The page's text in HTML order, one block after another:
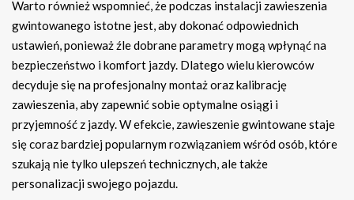
Warto również wspomnieć, że podczas instalacji zawieszenia
gwintowanego istotne jest, aby dokonać odpowiednich
ustawień, ponieważ źle dobrane parametry mogą wpłynąć na
bezpieczeństwo i komfort jazdy. Dlatego wielu kierowców
decyduje się na profesjonalny montaż oraz kalibrację
zawieszenia, aby zapewnić sobie optymalne osiągi i
przyjemność z jazdy. W efekcie, zawieszenie gwintowane staje
się coraz bardziej popularnym rozwiązaniem wśród osób, które
szukają nie tylko ulepszeń technicznych, ale także
personalizacji swojego pojazdu.